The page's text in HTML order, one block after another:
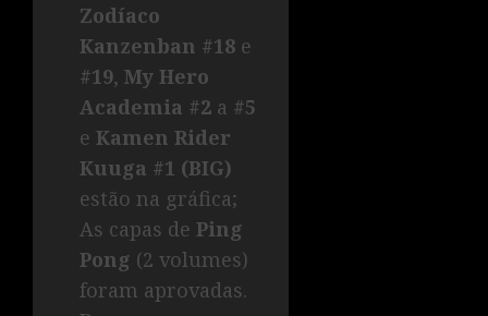
Zodíaco
Kanzenban #18 e
#19, My Hero
Academia #2 a #5
e Kamen Rider
Kuuga #1 (BIG)
estão na gráfica;
As capas de Ping
Pong (2 volumes)
foram aprovadas.